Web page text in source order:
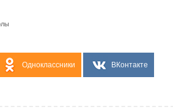
Одноклассники ВКонтакте